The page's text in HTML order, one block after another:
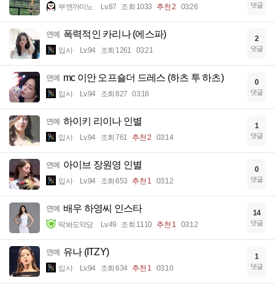
부엔까미노 Lv.87 조회 1033 추천 2 03:26 댓글
연예 폭력적인 카리나 (에스파)
입사 Lv.94 조회 1261 03:21
2
댓글
연예 mc 이안 오프숄더 드레스 (하츠 투 하츠)
입사 Lv.94 조회 827 03:16
0
댓글
연예 하이키 리이나 인별
입사 Lv.94 조회 761 추천 2 03:14
1
댓글
연예 아이브 장원영 인별
입사 Lv.94 조회 653 추천 1 03:12
0
댓글
연예 배우 하영씨 인스타
딱봐도악당 Lv.49 조회 1110 추천 1 03:12
14
댓글
연예 유나 (ITZY)
입사 Lv.94 조회 634 추천 1 03:10
1
댓글